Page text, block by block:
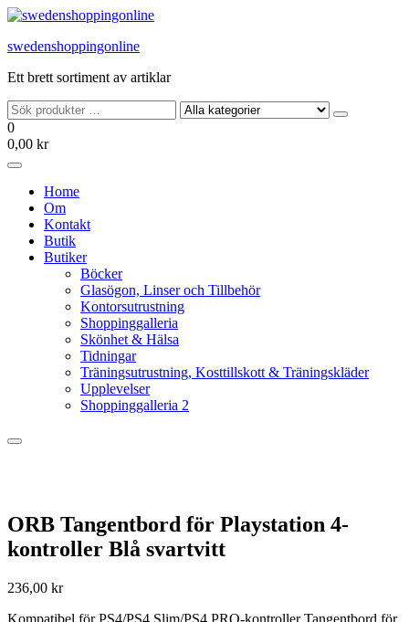
Hoppa
innehållet
swedenshoppingonline
Ett brett sortiment av artiklar
0
0,00 kr
Home
Om
Kontakt
Butik
Butiker
Böcker
Glasögon, Linser och Tillbehör
Kontorsutrustning
Shoppinggalleria
Skönhet & Hälsa
Tidningar
Träningsutrustning, Kosttillskott & Träningskläder
Upplevelser
Shoppinggalleria 2
ORB Tangentbord för Playstation 4-
kontroller Blå svartvitt
236,00 kr
Kompatibel för PS4/PS4 Slim/PS4 PRO-kontroller Tangentbord för